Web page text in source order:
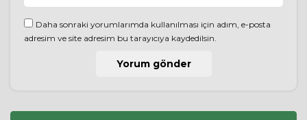
Daha sonraki yorumlarımda kullanılması için adım, e-posta
adresim ve site adresim bu tarayıcıya kaydedilsin.